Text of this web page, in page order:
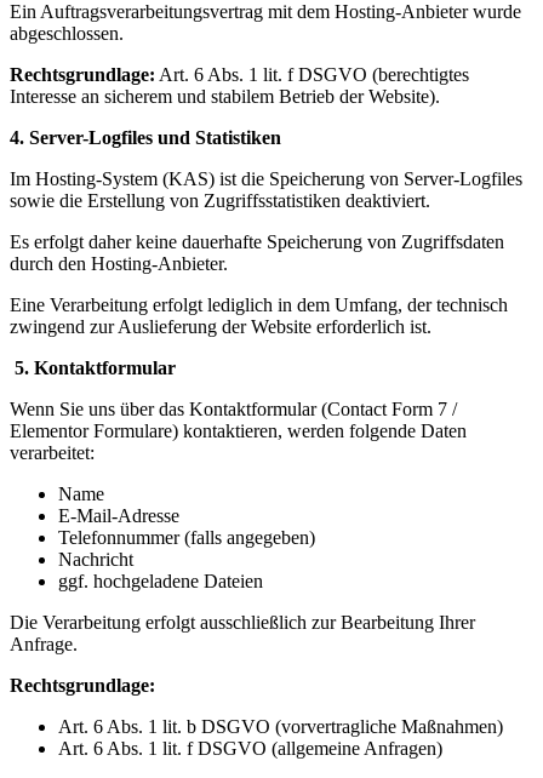
Ein Auftragsverarbeitungsvertrag mit dem Hosting-Anbieter wurde
abgeschlossen.
Rechtsgrundlage: Art. 6 Abs. 1 lit. f DSGVO (berechtigtes
Interesse an sicherem und stabilem Betrieb der Website).
4. Server-Logfiles und Statistiken
Im Hosting-System (KAS) ist die Speicherung von Server-Logfiles
sowie die Erstellung von Zugriffsstatistiken deaktiviert.
Es erfolgt daher keine dauerhafte Speicherung von Zugriffsdaten
durch den Hosting-Anbieter.
Eine Verarbeitung erfolgt lediglich in dem Umfang, der technisch
zwingend zur Auslieferung der Website erforderlich ist.
5. Kontaktformular
Wenn Sie uns über das Kontaktformular (Contact Form 7 /
Elementor Formulare) kontaktieren, werden folgende Daten
verarbeitet:
Name
E-Mail-Adresse
Telefonnummer (falls angegeben)
Nachricht
ggf. hochgeladene Dateien
Die Verarbeitung erfolgt ausschließlich zur Bearbeitung Ihrer
Anfrage.
Rechtsgrundlage:
Art. 6 Abs. 1 lit. b DSGVO (vorvertragliche Maßnahmen)
Art. 6 Abs. 1 lit. f DSGVO (allgemeine Anfragen)